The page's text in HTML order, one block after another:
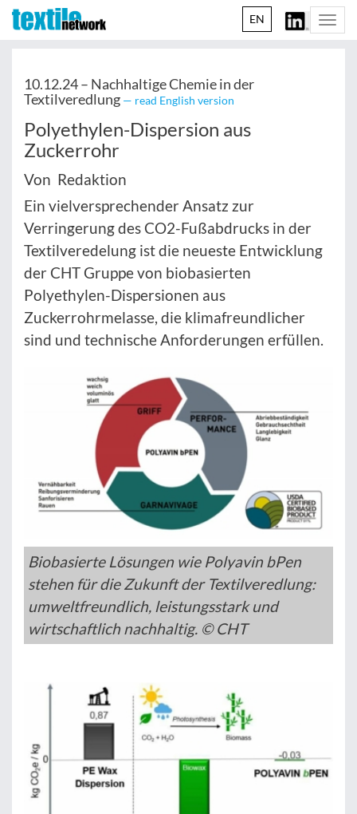
EN
10.12.24 – Nachhaltige Chemie in der
Textilveredlung — read English version
Polyethylen-Dispersion aus
Zuckerrohr
Von Redaktion
Ein vielversprechender Ansatz zur
Verringerung des CO2-Fußabdrucks in der
Textilveredelung ist die neueste Entwicklung
der CHT Gruppe von biobasierten
Polyethylen-Dispersionen aus
Zuckerrohrmelasse, die klimafreundlicher
sind und technische Anforderungen erfüllen.
Biobasierte Lösungen wie Polyavin bPen
stehen für die Zukunft der Textilveredlung:
umweltfreundlich, leistungsstark und
wirtschaftlich nachhaltig. © CHT